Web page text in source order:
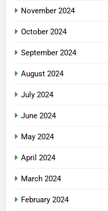
November 2024
October 2024
September 2024
August 2024
July 2024
June 2024
May 2024
April 2024
March 2024
February 2024